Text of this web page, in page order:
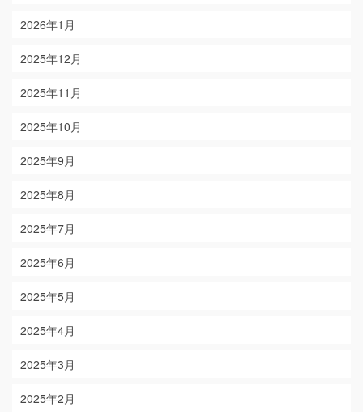
2026年1月
2025年12月
2025年11月
2025年10月
2025年9月
2025年8月
2025年7月
2025年6月
2025年5月
2025年4月
2025年3月
2025年2月